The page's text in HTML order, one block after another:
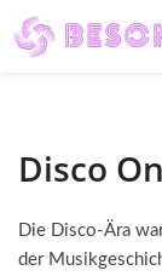
Disco
Die Disco-Ära
der